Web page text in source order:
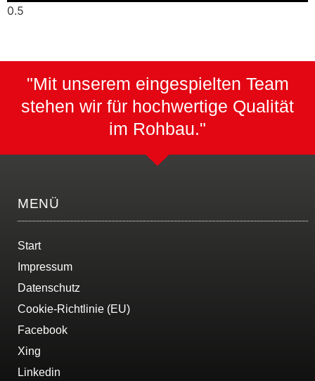
"Mit unserem eingespielten Team
stehen wir für hochwertige Qualität
im Rohbau."
MENÜ
Start
Impressum
Datenschutz
Cookie-Richtlinie (EU)
Facebook
Xing
Linkedin